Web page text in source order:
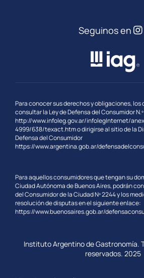
Seguinos en
Para conocer sus derechos y obligaciones,
consultar la Ley de Defensa del Consumidor
http://www.infoleg.gov.ar/infolegInternet/
4999/638/texact.htmo dirigirse al sitio de la
Defensa del Consumidor
https://www.argentina.gob.ar/
Para aquellos consumidores que tengan su
Ciudad Autónoma de Buenos Aires, podrán
del Consumidor de la Ciudad Nº 2244 y los
resolución de disputas en el siguiente enlace:
https://www.buenosaires.gob.ar/
Instituto Argentino de Gastronomía.
reservados. 2025